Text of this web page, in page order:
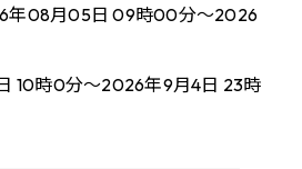
年08月05日 09時00分～2026
10時0分～2026年9月4日 23時